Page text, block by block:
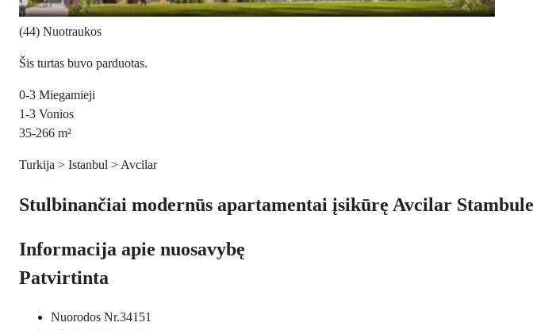
(44) Nuotraukos
Šis turtas buvo parduotas.
0-3 Miegamieji
1-3 Vonios
35-266 m²
Turkija > Istanbul > Avcilar
Stulbinančiai modernūs apartamentai įsikūrę Avcilar Stambule
Informacija apie nuosavybę
Patvirtinta
Nuorodos Nr.34151